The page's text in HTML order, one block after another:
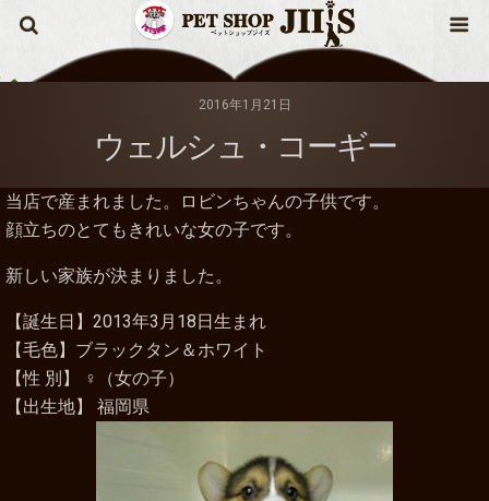
2016年1月21日
ウェルシュ・コーギー
当店で産まれました。ロビンちゃんの子供です。
顔立ちのとてもきれいな女の子です。
新しい家族が決まりました。
【誕生日】2013年3月18日生まれ
【毛色】ブラックタン＆ホワイト
【性 別】 ♀（女の子）
【出生地】 福岡県